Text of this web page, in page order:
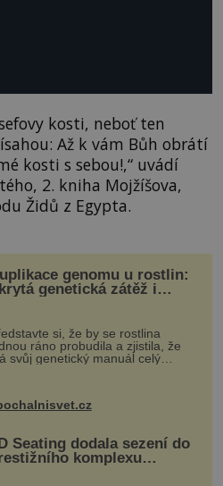
kosti, neboť ten
Až k vám Bůh obrátí
kosti s sebou!,“ uvádí
2. kniha Mojžíšova,
Židů z Egypta.
genomu u rostlin:
genetická zátěž i
si, že by se rostlina
ráno probudila a zjistila, že
svůj genetický manuál celý
Seating dodala sezení do
komplexu
v Salfordu